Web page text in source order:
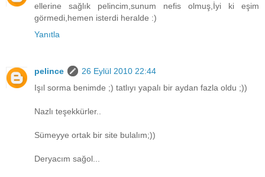
ellerine sağlık pelincim,sunum nefis olmuş,İyi ki eşim
görmedi,hemen isterdi heralde :)
Yanıtla
pelince
26 Eylül 2010 22:44
Işıl sorma benimde ;) tatlıyı yapalı bir aydan fazla oldu ;))
Nazlı teşekkürler..
Sümeyye ortak bir site bulalım;))
Deryacım sağol...